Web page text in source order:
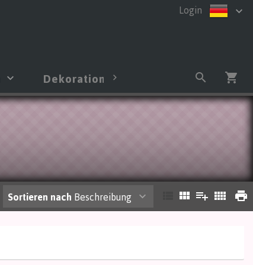
Login
Dekoration
Sortieren nach Beschreibung